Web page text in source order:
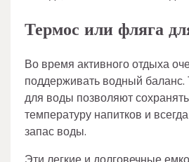
Термос или фляга
Во время активного отдыха
поддерживать водный
для воды позволяют
температуру напитков и
запас воды.